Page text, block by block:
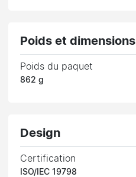
Poids et dimensions
Poids du paquet
862 g
Design
Certification
ISO/IEC 19798